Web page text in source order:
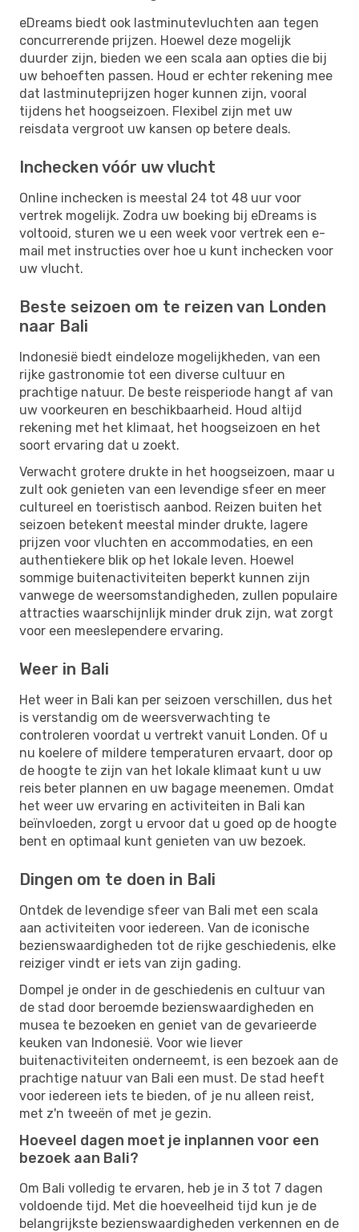
eDreams biedt ook lastminutevluchten aan tegen
concurrerende prijzen. Hoewel deze mogelijk
duurder zijn, bieden we een scala aan opties die bij
uw behoeften passen. Houd er echter rekening mee
dat lastminuteprijzen hoger kunnen zijn, vooral
tijdens het hoogseizoen. Flexibel zijn met uw
reisdata vergroot uw kansen op betere deals.
Inchecken vóór uw vlucht
Online inchecken is meestal 24 tot 48 uur voor
vertrek mogelijk. Zodra uw boeking bij eDreams is
voltooid, sturen we u een week voor vertrek een e-
mail met instructies over hoe u kunt inchecken voor
uw vlucht.
Beste seizoen om te reizen van Londen
naar Bali
Indonesië biedt eindeloze mogelijkheden, van een
rijke gastronomie tot een diverse cultuur en
prachtige natuur. De beste reisperiode hangt af van
uw voorkeuren en beschikbaarheid. Houd altijd
rekening met het klimaat, het hoogseizoen en het
soort ervaring dat u zoekt.
Verwacht grotere drukte in het hoogseizoen, maar u
zult ook genieten van een levendige sfeer en meer
cultureel en toeristisch aanbod. Reizen buiten het
seizoen betekent meestal minder drukte, lagere
prijzen voor vluchten en accommodaties, en een
authentiekere blik op het lokale leven. Hoewel
sommige buitenactiviteiten beperkt kunnen zijn
vanwege de weersomstandigheden, zullen populaire
attracties waarschijnlijk minder druk zijn, wat zorgt
voor een meeslependere ervaring.
Weer in Bali
Het weer in Bali kan per seizoen verschillen, dus het
is verstandig om de weersverwachting te
controleren voordat u vertrekt vanuit Londen. Of u
nu koelere of mildere temperaturen ervaart, door op
de hoogte te zijn van het lokale klimaat kunt u uw
reis beter plannen en uw bagage meenemen. Omdat
het weer uw ervaring en activiteiten in Bali kan
beïnvloeden, zorgt u ervoor dat u goed op de hoogte
bent en optimaal kunt genieten van uw bezoek.
Dingen om te doen in Bali
Ontdek de levendige sfeer van Bali met een scala
aan activiteiten voor iedereen. Van de iconische
bezienswaardigheden tot de rijke geschiedenis, elke
reiziger vindt er iets van zijn gading.
Dompel je onder in de geschiedenis en cultuur van
de stad door beroemde bezienswaardigheden en
musea te bezoeken en geniet van de gevarieerde
keuken van Indonesië. Voor wie liever
buitenactiviteiten onderneemt, is een bezoek aan de
prachtige natuur van Bali een must. De stad heeft
voor iedereen iets te bieden, of je nu alleen reist,
met z'n tweeën of met je gezin.
Hoeveel dagen moet je inplannen voor een
bezoek aan Bali?
Om Bali volledig te ervaren, heb je in 3 tot 7 dagen
voldoende tijd. Met die hoeveelheid tijd kun je de
belangrijkste bezienswaardigheden verkennen en de